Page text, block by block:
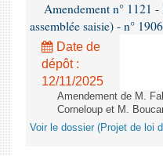
Amendement n° 1121
assemblée saisie) - n° 1906
Date de
dépôt :
12/11/2025
Amendement de M.
Corneloup et M.
Voir le dossier (Projet de loi